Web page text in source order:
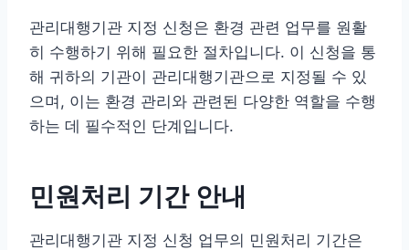
관리대행기관 지정 신청은 환경 관련 업무를 원활
히 수행하기 위해 필요한 절차입니다. 이 신청을 통
해 귀하의 기관이 관리대행기관으로 지정될 수 있
으며, 이는 환경 관리와 관련된 다양한 역할을 수행
하는 데 필수적인 단계입니다.
민원처리 기간 안내
관리대행기관 지정 신청 업무의 민원처리 기간은